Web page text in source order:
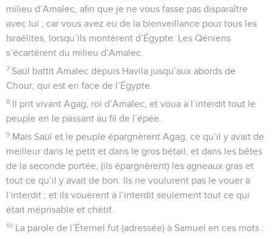
milieu d’Amalec, afin que je ne vous fasse pas disparaître
avec lui ; car vous avez eu de la bienveillance pour tous les
Israélites, lorsqu’ils montèrent d’Égypte. Les Qéniens
s’écartèrent du milieu d’Amalec.
7 Saül battit Amalec depuis Havila jusqu’aux abords de
Chour, qui est en face de l’Égypte.
8 Il prit vivant Agag, roi d’Amalec, et voua à l’interdit tout le
peuple en le passant au fil de l’épée.
9 Mais Saül et le peuple épargnèrent Agag, ce qu’il y avait de
meilleur dans le petit et dans le gros bétail, et dans les bêtes
de la seconde portée, (ils épargnèrent) les agneaux gras et
tout ce qu’il y avait de bon. Ils ne voulurent pas le vouer à
l’interdit ; et ils vouèrent à l’interdit seulement tout ce qui
était méprisable et chétif.
10 La parole de l’Éternel fut (adressée) à Samuel en ces mots :